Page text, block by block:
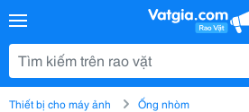
Thiết bị cho máy ảnh Ống nhòm